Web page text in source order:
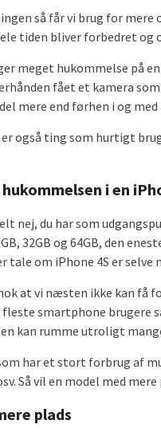
så får vi brug for mere
tiden bliver forbedret og
meget hukommelse på
fået et kamera
mere end førhen i og
er også ting som hurtigt
i en
nej, du har som
32GB og 64GB, den
tale om iPhone 4S er selve
at vi næsten ikke kan få
smartphone brugere
kan rumme utroligt
har et stort forbrug af
Så vil en model med
plads